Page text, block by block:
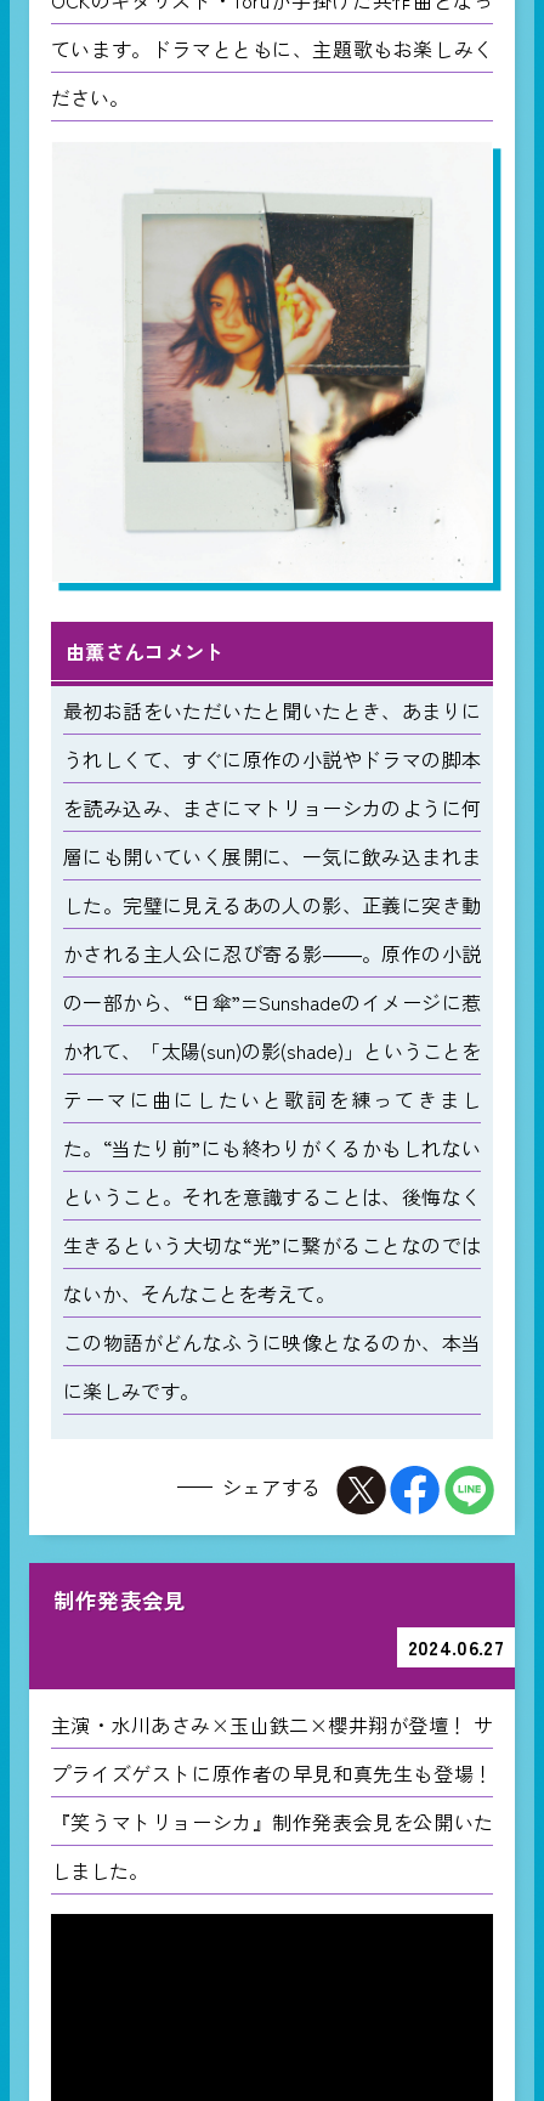
ています。ドラマとともに、主題歌もお楽しみく
ださい。
由薫さんコメント
最初お話をいただいたと聞いたとき、あまりに
うれしくて、すぐに原作の小説やドラマの脚本
を読み込み、まさにマトリョーシカのように何
層にも開いていく展開に、一気に飲み込まれま
した。完璧に見えるあの人の影、正義に突き動
かされる主人公に忍び寄る影――。原作の小説
の一部から、“日傘”=Sunshadeのイメージに惹
かれて、「太陽(sun)の影(shade)」ということを
テーマに曲にしたいと歌詞を練ってきまし
た。“当たり前”にも終わりがくるかもしれない
ということ。それを意識することは、後悔なく
生きるという大切な“光”に繋がることなのでは
ないか、そんなことを考えて。
この物語がどんなふうに映像となるのか、本当
に楽しみです。
シェアする
制作発表会見
2024.06.27
主演・水川あさみ×玉山鉄二×櫻井翔が登壇！ サ
プライズゲストに原作者の早見和真先生も登場！
『笑うマトリョーシカ』制作発表会見を公開いた
しました。